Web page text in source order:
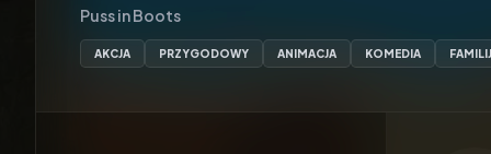
Puss in Boots
AKCJA PRZYGODOWY ANIMACJA KOMEDIA